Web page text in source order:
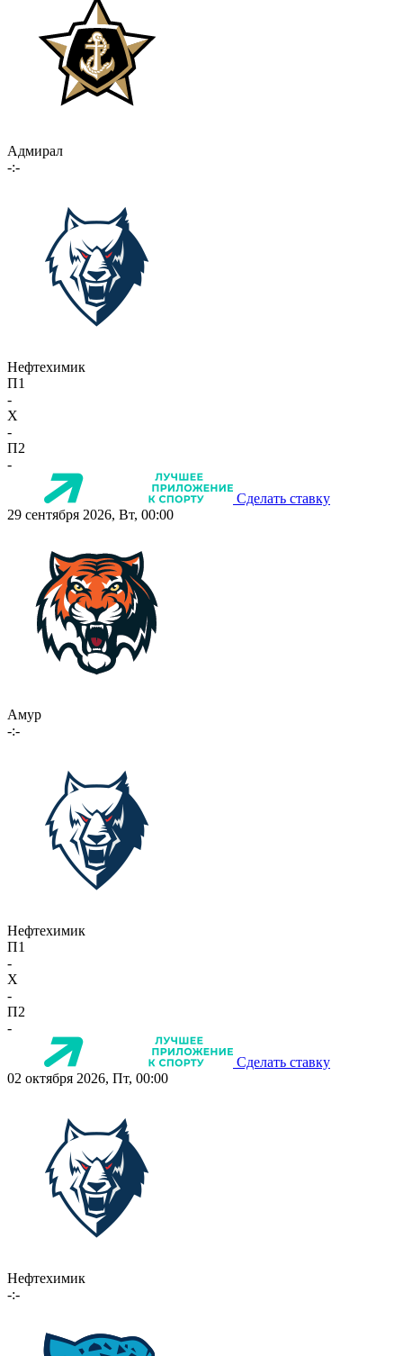
Адмирал
-:-
Нефтехимик
П1
-
X
-
П2
-
Сделать ставку
29 сентября 2026, Вт, 00:00
Амур
-:-
Нефтехимик
П1
-
X
-
П2
-
Сделать ставку
02 октября 2026, Пт, 00:00
Нефтехимик
-:-